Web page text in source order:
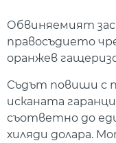
Обвиняемият
правосъдието
оранжев
Съдът повиши с
исканата
съответно до
хиляди долара.